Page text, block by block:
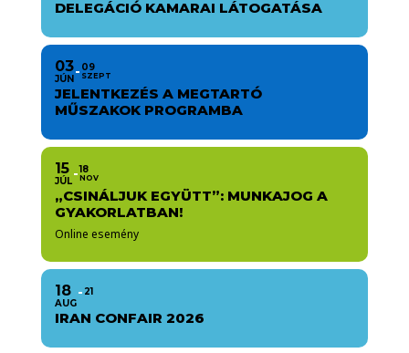
DELEGÁCIÓ KAMARAI LÁTOGATÁSA
03
JÚN
09
SZEPT
JELENTKEZÉS A MEGTARTÓ
MŰSZAKOK PROGRAMBA
15
JÚL
18
NOV
„CSINÁLJUK EGYÜTT”: MUNKAJOG A
GYAKORLATBAN!
Online esemény
18
AUG
21
IRAN CONFAIR 2026